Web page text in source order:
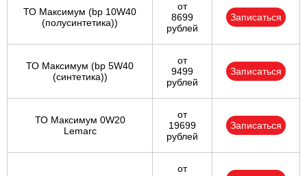
ТО Максимум (bp 10W40
(полусинтетика))
от
8699
рублей
Записаться
ТО Максимум (bp 5W40
(синтетика))
от
9499
рублей
Записаться
ТО Максимум 0W20
Lemarc
от
19699
рублей
Записаться
от